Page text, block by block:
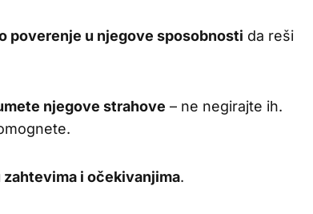
poverenje u njegove sposobnosti da reši
njegove strahove – ne negirajte ih.
i očekivanjima.